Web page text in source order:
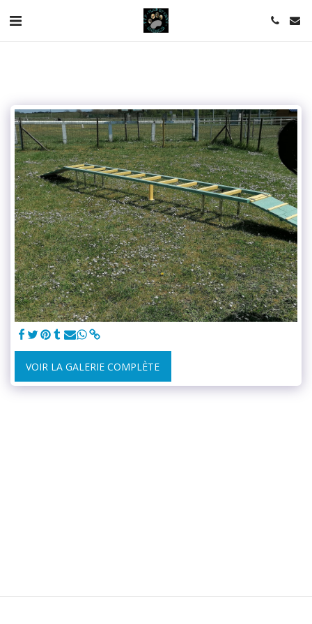
VOIR LA GALERIE COMPLÈTE